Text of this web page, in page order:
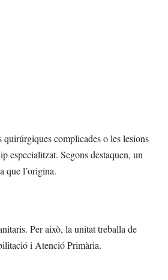
quirúrgiques complicades o les lesions
especialitzat. Segons destaquen, un
que l’origina.
Per això, la unitat treballa de
i Atenció Primària.